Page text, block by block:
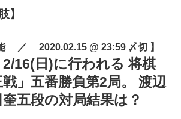
】
能 ／ 2020.02.15 @ 23:59 〆切 】
2/16(日)に行われる 将棋
戦」五番勝負第2局。 渡辺
五段の対局結果は？